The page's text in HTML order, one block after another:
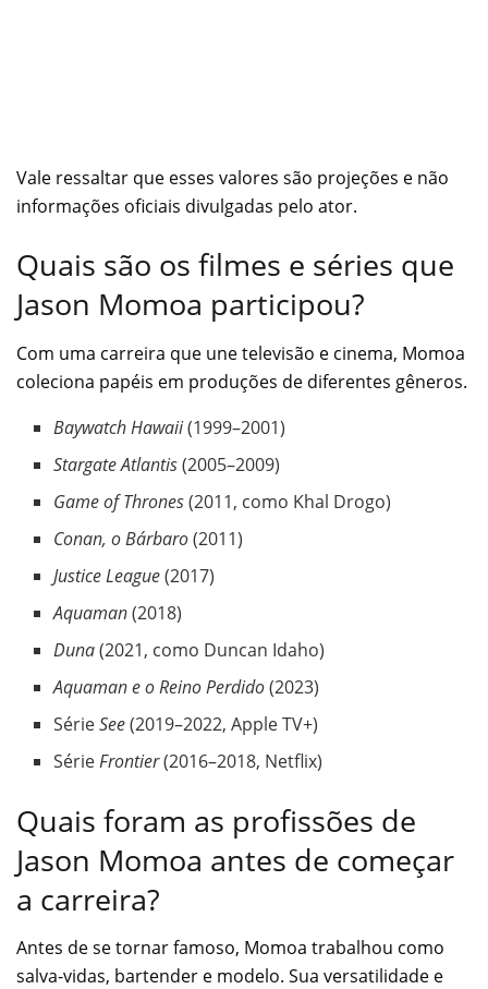
Vale ressaltar que esses valores são projeções e não
informações oficiais divulgadas pelo ator.
Quais são os filmes e séries que
Jason Momoa participou?
Com uma carreira que une televisão e cinema, Momoa
coleciona papéis em produções de diferentes gêneros.
Baywatch Hawaii(1999–2001)
Stargate Atlantis(2005–2009)
Game of Thrones(2011, como Khal Drogo)
Conan, o Bárbaro(2011)
Justice League(2017)
Aquaman(2018)
Duna(2021, como Duncan Idaho)
Aquaman e o Reino Perdido(2023)
SérieSee(2019–2022, Apple TV+)
SérieFrontier(2016–2018, Netflix)
Quais foram as profissões de
Jason Momoa antes de começar
a carreira?
Antes de se tornar famoso, Momoa trabalhou como
salva-vidas, bartender e modelo. Sua versatilidade e